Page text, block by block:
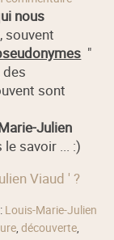
nous
souvent
"
sont
Julien
savoir ... :)
Viaud ' ?
Louis-Marie-Julien
,découverte,